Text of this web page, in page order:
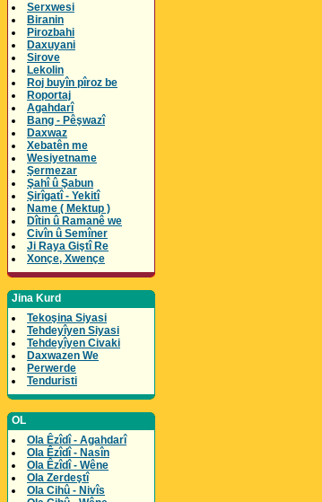
Serxwesi
Biranin
Pirozbahi
Daxuyani
Sirove
Lekolin
Roj buyîn pîroz be
Roportaj
Agahdarî
Bang - Pêşwazî
Daxwaz
Xebatên me
Wesiyetname
Şermezar
Şahî û Şabun
Şirîgatî - Yekitî
Name ( Mektup )
Dîtin û Ramanê we
Civîn û Semîner
Ji Raya Giştî Re
Xonçe, Xwençe
Jina Kurd
Tekoşina Siyasi
Tehdeyîyen Siyasi
Tehdeyîyen Civaki
Daxwazen We
Perwerde
Tenduristi
OL
Ola Êzîdî - Agahdarî
Ola Êzîdî - Nasîn
Ola Êzîdî - Wêne
Ola Zerdeştî
Ola Cihû - Nivîs